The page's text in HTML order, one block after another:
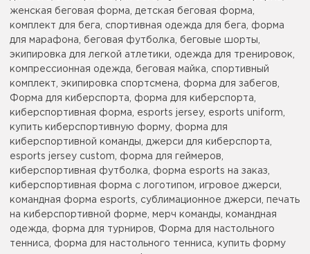
женская беговая форма, детская беговая форма,
комплект для бега, спортивная одежда для бега, форма
для марафона, беговая футболка, беговые шорты,
экипировка для легкой атлетики, одежда для тренировок,
компрессионная одежда, беговая майка, спортивный
комплект, экипировка спортсмена, форма для забегов,
Форма для киберспорта, форма для киберспорта,
киберспортивная форма, esports jersey, esports uniform,
купить киберспортивную форму, форма для
киберспортивной команды, джерси для киберспорта,
esports jersey custom, форма для геймеров,
киберспортивная футболка, форма esports на заказ,
киберспортивная форма с логотипом, игровое джерси,
командная форма esports, сублимационное джерси, печать
на киберспортивной форме, мерч команды, командная
одежда, форма для турниров, Форма для настольного
тенниса, форма для настольного тенниса, купить форму